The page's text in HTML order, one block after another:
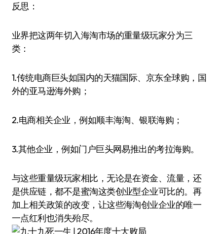
反思：
业界把这两年切入海淘市场的重量级玩家分为三
类：
1.传统电商巨头如国内的天猫国际、京东全球购，国
外的亚马逊海外购；
2.电商相关企业，例如顺丰海淘、银联海购；
3.其他企业，例如门户巨头网易推出的考拉海购。
与这些重量级玩家相比，无论是在资金、流量，还
是供应链，都不是蜜淘这类创业型企业可比的。再
加上相关政策的改变，让这些海淘创业企业的唯一
一点红利也消失殆尽。